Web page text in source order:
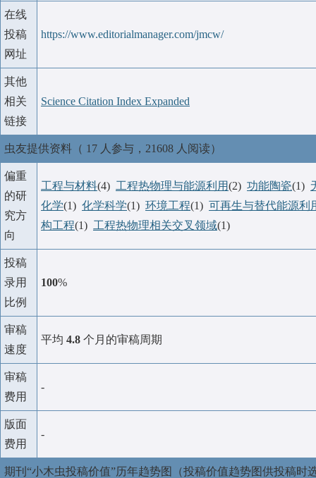
在线
投稿
网址
https://www.editorialmanager.com/jmcw/
其他
相关
链接
Science Citation Index Expanded
虫友提供资料（ 17 人参与，21608 人阅读）
偏重
的研
究方
向
工程与材料(4) 工程热物理与能源利用(2) 功能陶瓷(1)
化学(1) 化学科学(1) 环境工程(1) 可再生与替代能源利
构工程(1) 工程热物理相关交叉领域(1)
投稿
录用
比例
100%
审稿
速度
平均 4.8 个月的审稿周期
审稿
费用
-
版面
费用
-
期刊“小木虫投稿价值”历年趋势图（投稿价值趋势图供投稿时